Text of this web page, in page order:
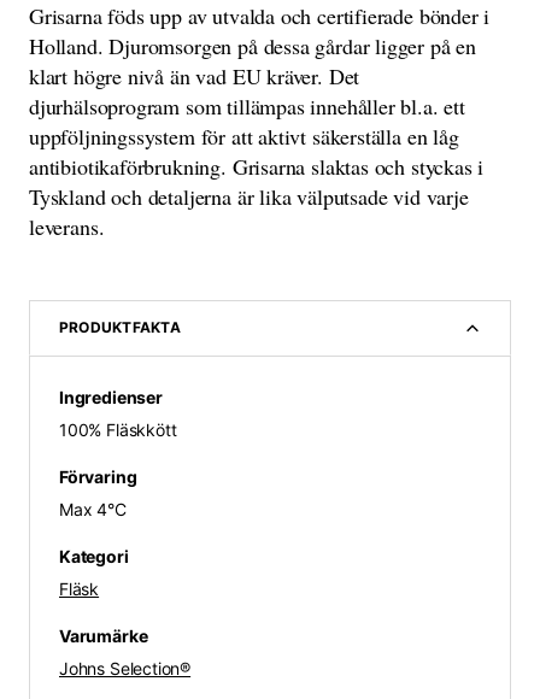
Grisarna föds upp av utvalda och certifierade bönder i
Holland. Djuromsorgen på dessa gårdar ligger på en
klart högre nivå än vad EU kräver. Det
djurhälsoprogram som tillämpas innehåller bl.a. ett
uppföljningssystem för att aktivt säkerställa en låg
antibiotikaförbrukning. Grisarna slaktas och styckas i
Tyskland och detaljerna är lika välputsade vid varje
leverans.
PRODUKTFAKTA
Ingredienser
100% Fläskkött
Förvaring
Max 4°C
Kategori
Fläsk
Varumärke
Johns Selection®